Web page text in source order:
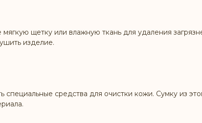
щетку или влажную ткань для удаления
изделие.
средства для очистки кожи. Сумку из